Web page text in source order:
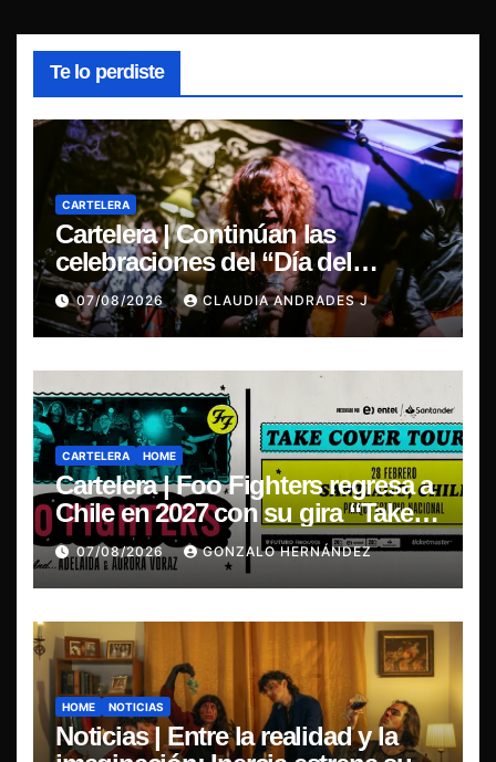
Te lo perdiste
CARTELERA
Cartelera | Continúan las
celebraciones del “Día del
Blues”, La Rox se presentará este
sábado en Concepción
07/08/2026 CLAUDIA ANDRADES J
CARTELERA HOME
Cartelera | Foo Fighters regresa a
Chile en 2027 con su gira “Take
Cover Tour 2027”
07/08/2026 GONZALO HERNÁNDEZ
HOME NOTICIAS
Noticias | Entre la realidad y la